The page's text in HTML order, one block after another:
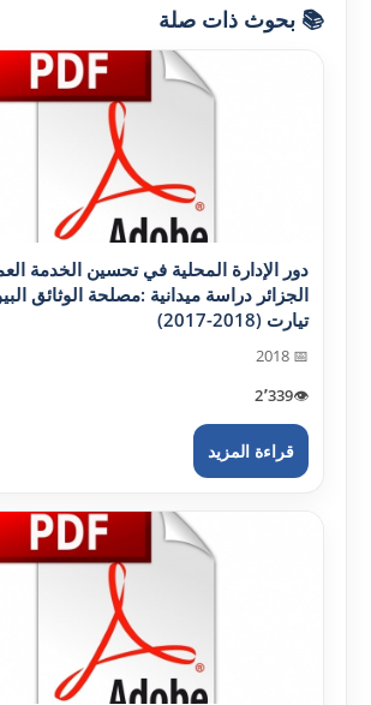
📚 بحوث ذات صلة
دور الإدارة المحلية في تحسين الخدمة
الجزائر دراسة ميدانية :مصلحة الوثائق
تيارت (2018-2017)
📅 2018
👁️2٬339
قراءة المزيد